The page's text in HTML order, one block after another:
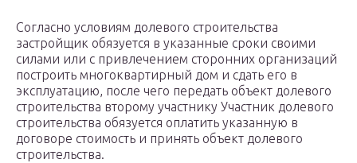
Согласно условиям долевого строительства
застройщик обязуется в указанные сроки своими
силами или с привлечением сторонних организаций
построить многоквартирный дом и сдать его в
эксплуатацию, после чего передать объект долевого
строительства второму участнику Участник долевого
строительства обязуется оплатить указанную в
договоре стоимость и принять объект долевого
строительства.